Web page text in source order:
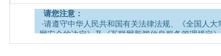
请您注意：
·请遵守中华人民共和国有关法律法规、《全国人
网安全的决定》及《互联网新闻信息服务管理规定
·请注意语言文明，尊重网络道德，并承担一切因您